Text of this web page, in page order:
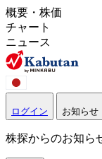
概要・株価
チャート
ニュース
ログイン お知らせ
株探からのお知ら